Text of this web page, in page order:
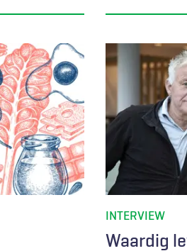
Waardig
INTERVIEW